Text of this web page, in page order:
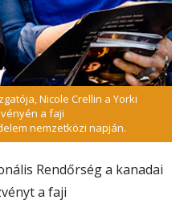
Nicole Crellin a Yorki
a faji
nemzetközi napján.
Rendőrség a kanadai
a faji